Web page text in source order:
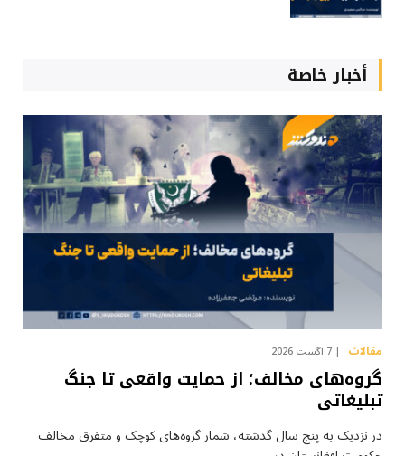
أخبار خاصة
مقالات 7 آگست 2026
گروه‌های مخالف؛ از حمایت واقعی تا جنگ
تبلیغاتی
در نزدیک به پنج سال گذشته، شمار گروه‌های کوچک و متفرق مخالف